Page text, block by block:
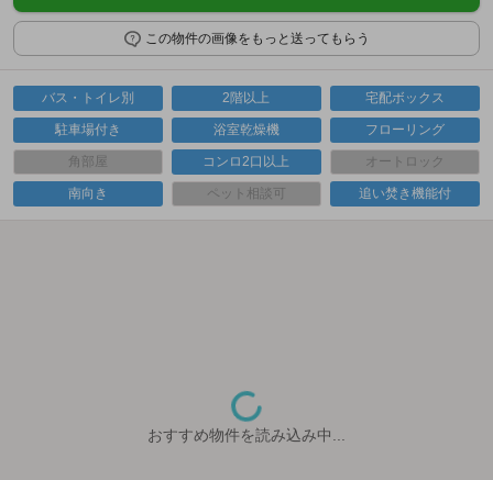
この物件の画像をもっと送ってもらう
バス・トイレ別 2階以上 宅配ボックス
駐車場付き 浴室乾燥機 フローリング
角部屋 コンロ2口以上 オートロック
南向き ペット相談可 追い焚き機能付
おすすめ物件を読み込み中...